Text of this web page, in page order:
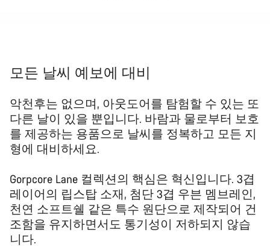
모든 날씨 예보에 대비
악천후는 없으며, 아웃도어를 탐험할 수 있는 또
다른 날이 있을 뿐입니다. 바람과 물로부터 보호
를 제공하는 용품으로 날씨를 정복하고 모든 지
형에 대비하세요.
Gorpcore Lane 컬렉션의 핵심은 혁신입니다. 3겹
레이어의 립스탑 소재, 첨단 3겹 우븐 멤브레인,
천연 소프트쉘 같은 특수 원단으로 제작되어 건
조함을 유지하면서도 통기성이 저하되지 않습
니다.